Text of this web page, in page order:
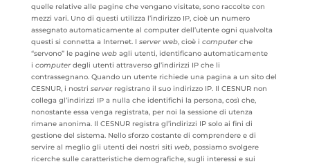
quelle relative alle pagine che vengano visitate, sono raccolte con
mezzi vari. Uno di questi utilizza l’indirizzo IP, cioè un numero
assegnato automaticamente al computer dell’utente ogni qualvolta
questi si connetta a Internet. I server web, cioè i computerche
“servono” le pagine webagli utenti, identificano automaticamente
i computerdegli utenti attraverso gl’indirizzi IP che li
contrassegnano. Quando un utente richiede una pagina a un sito del
CESNUR, i nostri serverregistrano il suo indirizzo IP. Il CESNUR non
collega gl’indirizzi IP a nulla che identifichi la persona, così che,
nonostante essa venga registrata, per noi la sessione di utenza
rimane anonima. Il CESNUR registra gl’indirizzi IP solo ai fini di
gestione del sistema. Nello sforzo costante di comprendere e di
servire al meglio gli utenti dei nostri siti web, possiamo svolgere
ricerche sulle caratteristiche demografiche, sugli interessi e sui